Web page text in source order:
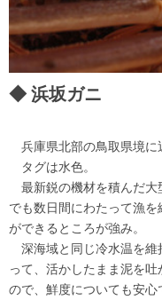
浜坂ガニ
兵庫県北部の鳥取県境に
タグは水色。
最新鋭の機材を積んだ大
でも数日間にわたって漁
ができるところが強み。
深海域と同じ冷水温を維
って、活かしたまま泥を
ので、鮮度についても安心